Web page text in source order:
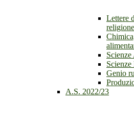
Lettere
Genio
A.S. 2022/23